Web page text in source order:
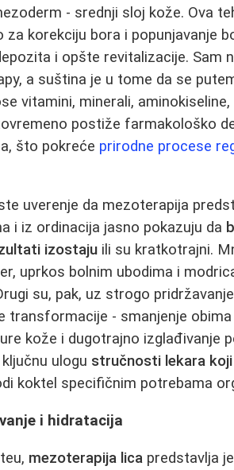
- srednji sloj kože. Ova
za korekciju bora i popunjavanje
i opšte revitalizacije. Sam
a suština je u tome da se
vitamini, minerali,
postiže farmakološko
što pokreće prirodne procese
uverenje da mezoterapija
i iz ordinacija jasno pokazuju da
izostaju ili su kratkotrajni.
uprkos bolnim ubodima i
su, pak, uz strogo
transformacije - smanjenje
kože i dugotrajno izglađivanje
ulogu stručnosti lekara
koktel specifičnim potrebama
i hidratacija
mezoterapija lica predstavlja